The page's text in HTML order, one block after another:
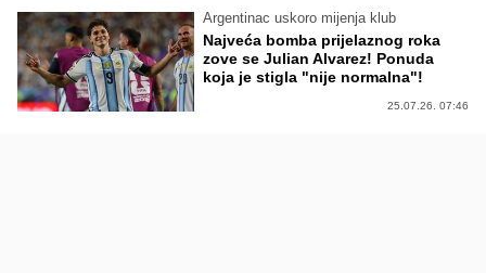
Argentinac uskoro mijenja klub
Najveća bomba prijelaznog roka
zove se Julian Alvarez! Ponuda
koja je stigla "nije normalna"!
25.07.26. 07:46